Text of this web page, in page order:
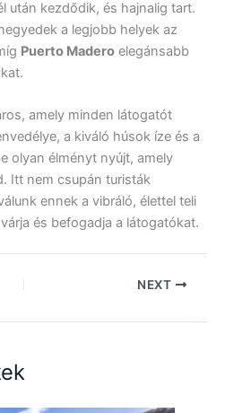
után kezdődik, és hajnalig tart.
a legjobb helyek az
Puerto Madero elegánsabb
amely minden látogatót
a kiváló húsok íze és a
olyan élményt nyújt, amely
Itt nem csupán turisták
ennek a vibráló, élettel teli
és befogadja a látogatókat.
NEXT